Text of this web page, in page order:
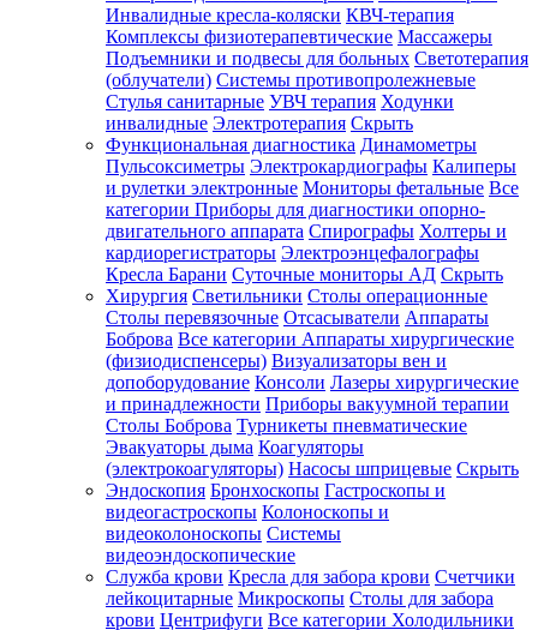
Инвалидные кресла-коляски КВЧ-терапия
Комплексы физиотерапевтические Массажеры
Подъемники и подвесы для больных Светотерапия
(облучатели) Системы противопролежневые
Стулья санитарные УВЧ терапия Ходунки
инвалидные Электротерапия Скрыть
Функциональная диагностика Динамометры
Пульсоксиметры Электрокардиографы Калиперы
и рулетки электронные Мониторы фетальные Все
категории Приборы для диагностики опорно-
двигательного аппарата Спирографы Холтеры и
кардиорегистраторы Электроэнцефалографы
Кресла Барани Суточные мониторы АД Скрыть
Хирургия Светильники Столы операционные
Столы перевязочные Отсасыватели Аппараты
Боброва Все категории Аппараты хирургические
(физиодиспенсеры) Визуализаторы вен и
допоборудование Консоли Лазеры хирургические
и принадлежности Приборы вакуумной терапии
Столы Боброва Турникеты пневматические
Эвакуаторы дыма Коагуляторы
(электрокоагуляторы) Насосы шприцевые Скрыть
Эндоскопия Бронхоскопы Гастроскопы и
видеогастроскопы Колоноскопы и
видеоколоноскопы Системы
видеоэндоскопические
Служба крови Кресла для забора крови Счетчики
лейкоцитарные Микроскопы Столы для забора
крови Центрифуги Все категории Холодильники